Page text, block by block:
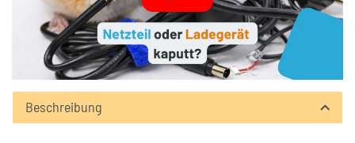
Beschreibung